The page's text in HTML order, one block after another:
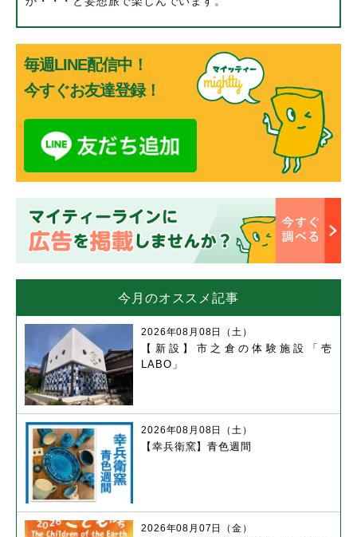
毎週LINE配信中！
今すぐお友達登録！
今月のオススメ記事
【新設】市之倉の体験施設「壱
LABO」
2026年08月08日（土）
【幸兵衛窯】青色週間
2026年08月08日（土）
2026年08月07日（金）